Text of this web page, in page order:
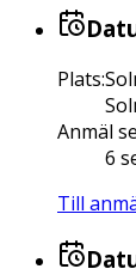
Plats:
Anmäl
6
Till